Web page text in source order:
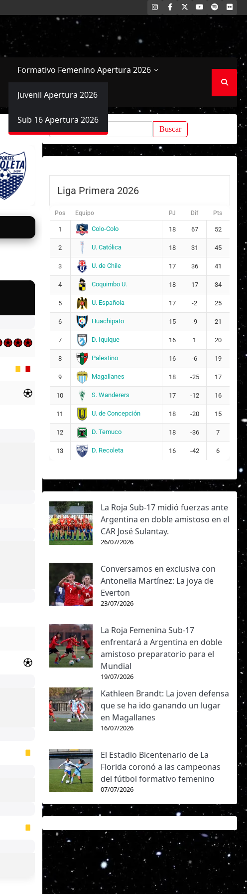
INSTAGRAM
FACEBOOK YOUTUBE
SPOTIFY
Formativo Femenino Apertura 2026
Juvenil Apertura 2026
Sub 16 Apertura 2026
Buscar:
Liga Primera 2026
Pos Equipo PJ Dif Pts
1 Colo-Colo 18 67 52
2 U. Católica 18 31 45
3 U. de Chile 17 36 41
4 Coquimbo U. 18 17 34
5 U. Española 17 -2 25
6 Huachipato 15 -9 21
7 D. Iquique 16 1 20
8 Palestino 16 -6 19
9 Magallanes 18 -25 17
10 S. Wanderers 17 -12 16
11 U. de Concepción 18 -20 15
12 D. Temuco 18 -36 7
13 D. Recoleta 16 -42 6
La Roja Sub-17 midió fuerzas ante
Argentina en doble amistoso en el
CAR José Sulantay.
26/07/2026
Conversamos en exclusiva con
Antonella Martínez: La joya de
Everton
23/07/2026
La Roja Femenina Sub-17
enfrentará a Argentina en doble
amistoso preparatorio para el
Mundial
19/07/2026
Kathleen Brandt: La joven defensa
que se ha ido ganando un lugar
en Magallanes
16/07/2026
El Estadio Bicentenario de La
Florida coronó a las campeonas
del fútbol formativo femenino
07/07/2026